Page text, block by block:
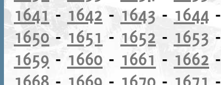
1641 - 1642 - 1643 - 1644
1650-1651 - 1652 - 1653
1659 - 1660 - 1661 - 1662